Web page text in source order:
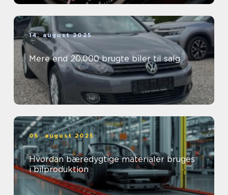
14. august 2025
Mere end 20.000 brugte biler til salg
06. august 2025
Hvordan bæredygtige materialer bruges
i bilproduktion